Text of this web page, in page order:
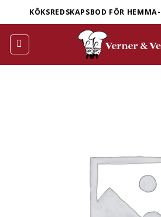
to
content
KÖKSREDSKAPSBOD FÖR